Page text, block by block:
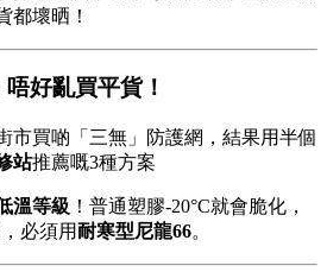
都壞晒！
好亂買平貨！
市買啲「三無」防護網，結果用半個
站推薦嘅3種方案
溫等級 ！普通塑膠-20°C就會脆化，
必須用耐寒型尼龍66。